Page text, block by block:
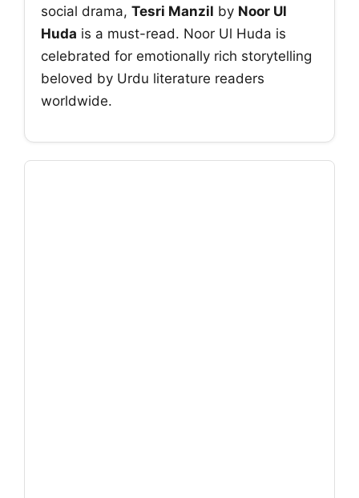
social drama, Tesri Manzil by Noor Ul
Huda is a must-read. Noor Ul Huda is
celebrated for emotionally rich storytelling
beloved by Urdu literature readers
worldwide.